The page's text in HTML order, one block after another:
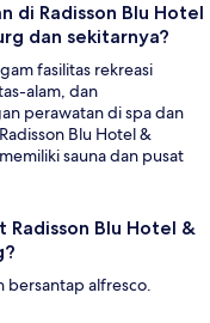
di Radisson Blu Hotel
dan sekitarnya?
fasilitas rekreasi
alam, dan
perawatan di spa dan
Blu Hotel &
sauna dan pusat
Blu Hotel &
bersantap alfresco.